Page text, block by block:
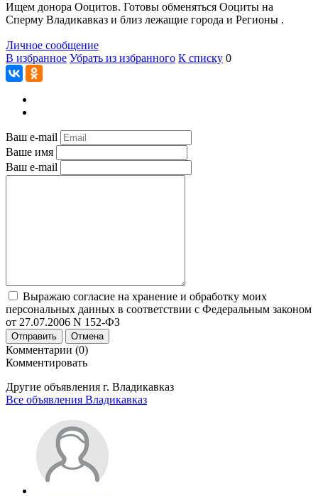
Ищем донора Ооцитов. Готовы обменяться Ооциты на
Сперму Владикавказ и близ лежащие города и Регионы .
Личное сообщение
В избранное Убрать из избранного К списку 0
Ваш e-mail
Ваше имя
Ваш e-mail
Выражаю согласие на хранение и обработку моих
персональных данных в соответствии с Федеральным законом
от 27.07.2006 N 152-ФЗ
Отправить Отмена
Комментарии (0)
Комментировать
Другие объявления г. Владикавказ
Все объявления Владикавказ